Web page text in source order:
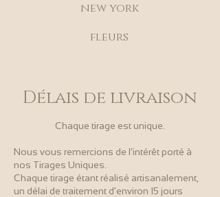
new york
fleurs
Délais de livraison
Chaque tirage est unique.
Nous vous remercions de l'intérêt porté à
nos Tirages Uniques.
Chaque tirage étant réalisé artisanalement,
un délai de traitement d'environ 15 jours